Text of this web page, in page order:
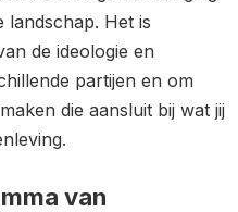
landschap. Het is
de ideologie en
partijen en om
die aansluit bij wat jij
van